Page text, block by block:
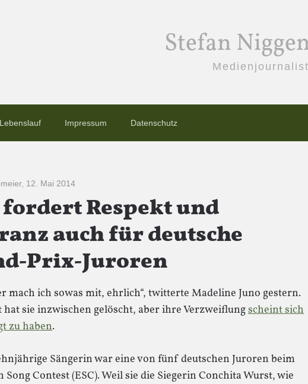
Stefan
Medienjournalist
Lebenslauf Impressum Datenschutz
, 12. Mai 2014
fordert Respekt und
auch für deutsche
Prix-Juroren
mach ich sowas mit, ehrlich“, twitterte Madeline Juno gestern.
hat sie inzwischen gelöscht, aber ihre Verzweiflungscheint sich
zu haben.
Sängerin war eine von fünf deutschen Juroren beim
Song Contest (ESC). Weil sie die Siegerin Conchita Wurst, wie